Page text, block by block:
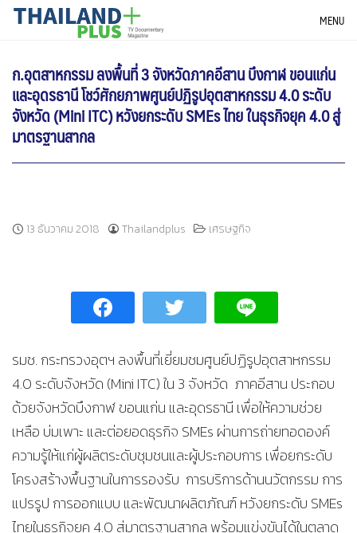
SkipTHAILANDPLUS NEWS MENU
ก.อุตสาหกรรม ลงพื้นที่ 3 จังหวัดภาคอีสาน บึงกาฬ ขอนแก่น
และอุดรธานี โชว์ศักยภาพศูนย์ปฏิรูปอุตสาหกรรม 4.0 ระดับ
จังหวัด (Mini ITC) หวังยกระดับ SMEs ไทย ในธุรกิจยุค 4.0 สู่
มาตรฐานสากล
13 ธันวาคม 2018 Thailandplus เศรษฐกิจ
รมช. กระทรวงอุตฯ ลงพื้นที่เยี่ยมชมศูนย์ปฏิรูปอุตสาหกรรม
4.0 ระดับจังหวัด (Mini ITC) ใน 3 จังหวัด ภาคอีสาน ประกอบ
ด้วยจังหวัดบึงกาฬ ขอนแก่น และอุดรธานี เพื่อให้ความช่วย
เหลือ บ่มเพาะ และต่อยอดธุรกิจ SMEs ผ่านการถ่ายทอดองค์
ความรู้ให้แก่ผู้ผลิตระดับชุมชนและผู้ประกอบการ เพื่อยกระดับ
โครงสร้างพื้นฐานในการรองรับ การบริการด้านนวัตกรรม การ
แปรรูป การออกแบบ และพัฒนาผลิตภัณฑ์ หวังยกระดับ SMEs
ไทยในธุรกิจยุค 4.0 สู่มาตรฐานสากล พร้อมแข่งขันได้ในตลาด